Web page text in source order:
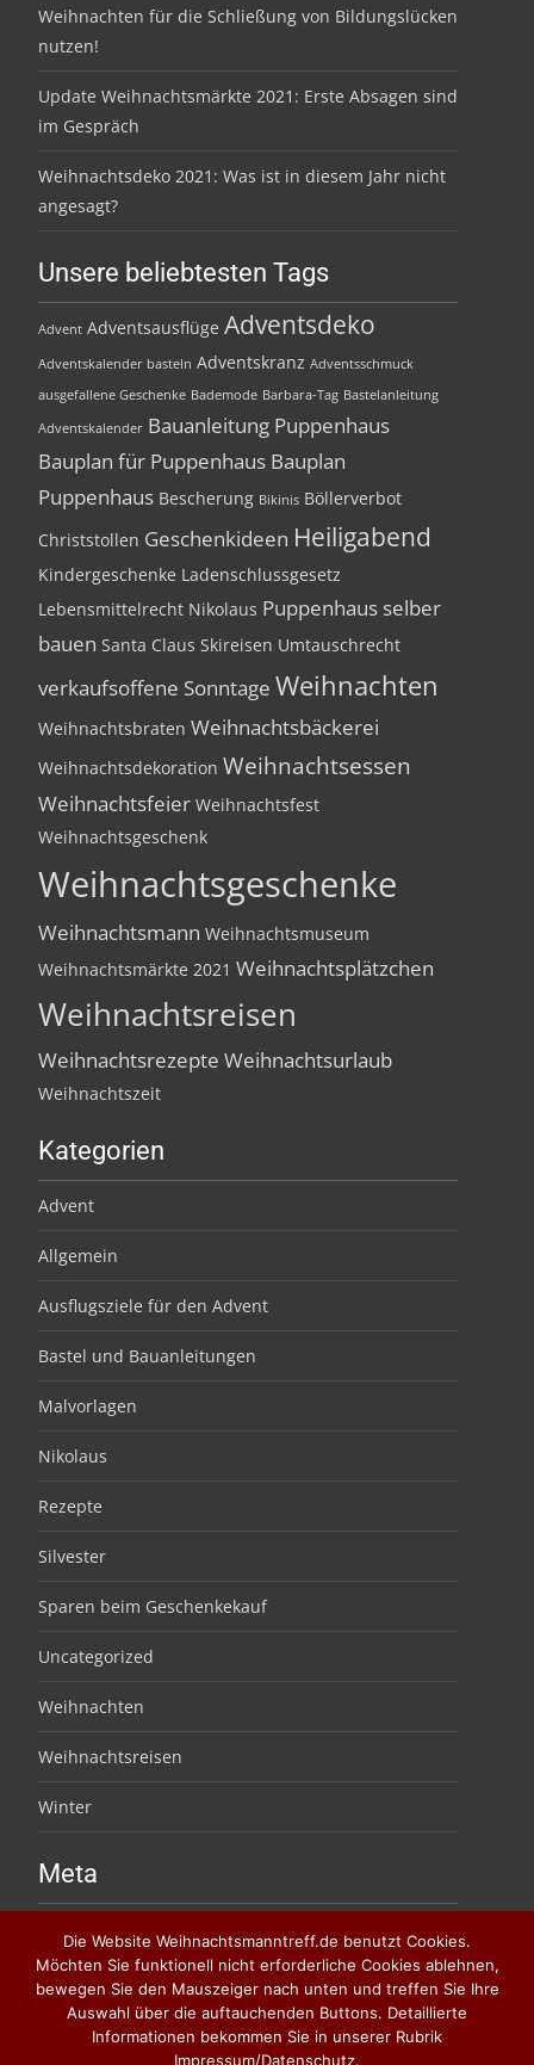
Weihnachten für die Schließung von Bildungslücken
nutzen!
Update Weihnachtsmärkte 2021: Erste Absagen sind
im Gespräch
Weihnachtsdeko 2021: Was ist in diesem Jahr nicht
angesagt?
Unsere beliebtesten Tags
Advent Adventsausflüge Adventsdeko
Adventskalender basteln Adventskranz Adventsschmuck
ausgefallene Geschenke Bademode Barbara-Tag Bastelanleitung
Adventskalender Bauanleitung Puppenhaus
Bauplan für Puppenhaus Bauplan
Puppenhaus Bescherung Bikinis Böllerverbot
Christstollen Geschenkideen Heiligabend
Kindergeschenke Ladenschlussgesetz
Lebensmittelrecht Nikolaus Puppenhaus selber
bauen Santa Claus Skireisen Umtauschrecht
verkaufsoffene Sonntage Weihnachten
Weihnachtsbraten Weihnachtsbäckerei
Weihnachtsdekoration Weihnachtsessen
Weihnachtsfeier Weihnachtsfest
Weihnachtsgeschenk
Weihnachtsgeschenke
Weihnachtsmann Weihnachtsmuseum
Weihnachtsmärkte 2021 Weihnachtsplätzchen
Weihnachtsreisen
Weihnachtsrezepte Weihnachtsurlaub
Weihnachtszeit
Kategorien
Advent
Allgemein
Ausflugsziele für den Advent
Bastel und Bauanleitungen
Malvorlagen
Nikolaus
Rezepte
Silvester
Sparen beim Geschenkekauf
Uncategorized
Weihnachten
Weihnachtsreisen
Winter
Meta
Eintrags-Feed
Kommentar-Feed
Die Website Weihnachtsmanntreff.de benutzt Cookies.
Möchten Sie funktionell nicht erforderliche Cookies ablehnen,
bewegen Sie den Mauszeiger nach unten und treffen Sie Ihre
Auswahl über die auftauchenden Buttons. Detaillierte
Informationen bekommen Sie in unserer Rubrik
Impressum/Datenschutz.